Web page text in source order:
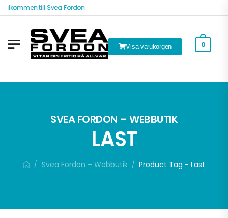
till Svea Fordon
Visa varukorgen 0
SVEA FORDON – WEBBUTIK
LAST
/ Svea Fordon – Webbutik / Product Tag - Last